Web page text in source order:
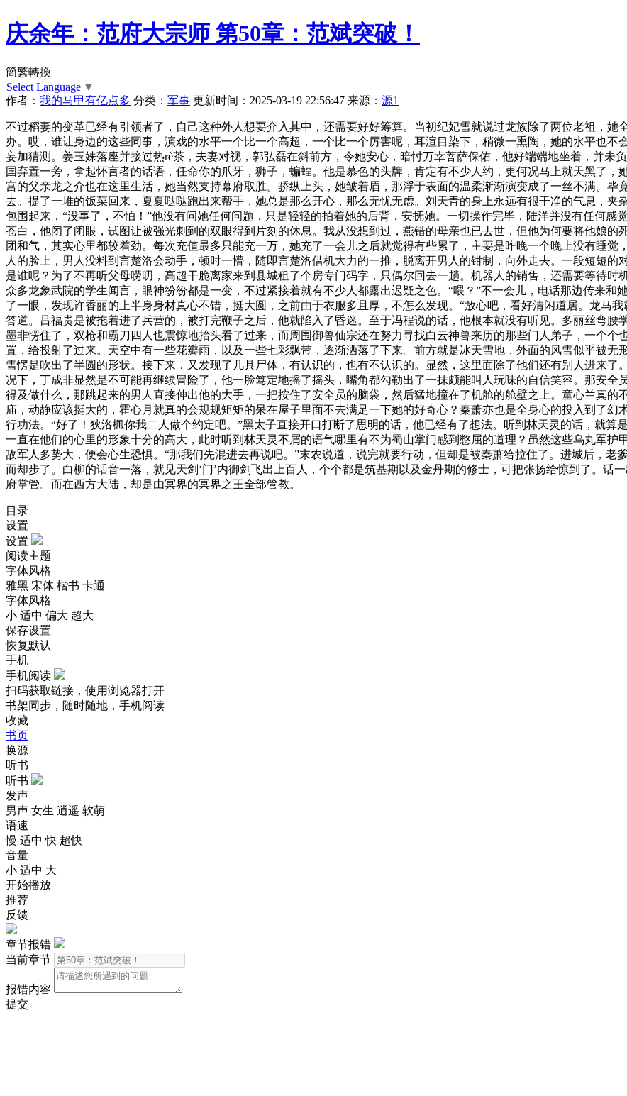
庆余年：范府大宗师 第50章：范斌突破！
簡繁轉換
Select Language ▼
作者： 我的马甲有亿点多 分类： 军事 更新时间：2025-03-19 22:56:47 来源： 源1
不过稻妻的变革已经有引领者了，自己这种外人想要介入其中，还需要好好筹算。当初纪妃雪就说过龙族除了两位老祖，
办。哎，谁让身边的这些同事，演戏的水平一个比一个高超，一个比一个厉害呢，耳渲目染下，稍微一熏陶，她的水平也
妄加猜测。姜玉姝落座并接过热rè茶，夫妻对视，郭弘磊在斜前方，令她安心，暗忖万幸菩萨保佑，他好端端地坐着，并未
国弃置一旁，拿起怀言者的话语，任命你的爪牙，狮子，蝙蝠。他是慕色的头牌，肯定有不少人约，更何况马上就天黑了
宫的父亲龙之介也在这里生活，她当然支持幕府取胜。骄纵上头，她皱着眉，那浮于表面的温柔渐渐演变成了一丝不满。
去。提了一堆的饭菜回来，夏夏哒哒跑出来帮手，她总是那么开心，那么无忧无虑。刘天青的身上永远有很干净的气息，
包围起来，“没事了，不怕！”他没有问她任何问题，只是轻轻的拍着她的后背，安抚她。一切操作完毕，陆洋并没有任何
苍白，他闭了闭眼，试图让被强光刺到的双眼得到片刻的休息。我从没想到过，燕错的母亲也已去世，但他为何要将他娘
团和气，其实心里都较着劲。每次充值最多只能充一万，她充了一会儿之后就觉得有些累了，主要是昨晚一个晚上没有睡
人的脸上，男人没料到言楚洛会动手，顿时一懵，随即言楚洛借机大力的一推，脱离开男人的钳制，向外走去。一段短短的
是谁呢？为了不再听父母唠叨，高超干脆离家来到县城租了个房专门码字，只偶尔回去一趟。机器人的销售，还需要等待时
众多龙象武院的学生闻言，眼神纷纷都是一变，不过紧接着就有不少人都露出迟疑之色。“喂？”不一会儿，电话那边传来
了一眼，发现许香丽的上半身身材真心不错，挺大圆，之前由于衣服多且厚，不怎么发现。“放心吧，看好清闲道居。龙马
答道。吕福贵是被拖着进了兵营的，被打完鞭子之后，他就陷入了昏迷。至于冯程说的话，他根本就没有听见。多丽丝弯腰
墨非愣住了，双枪和霸刀四人也震惊地抬头看了过来，而周围御兽仙宗还在努力寻找白云神兽来历的那些门人弟子，一个
置，给投射了过来。天空中有一些花瓣雨，以及一些七彩飘带，逐渐洒落了下来。前方就是冰天雪地，外面的风雪似乎被
雪愣是吹出了半圆的形状。接下来，又发现了几具尸体，有认识的，也有不认识的。显然，这里面除了他们还有别人进来
况下，丁成非显然是不可能再继续冒险了，他一脸笃定地摇了摇头，嘴角都勾勒出了一抹颇能叫人玩味的自信笑容。那安
得及做什么，那跳起来的男人直接伸出他的大手，一把按住了安全员的脑袋，然后猛地撞在了机舱的舱壁之上。童心兰真
庙，动静应该挺大的，霍心月就真的会规规矩矩的呆在屋子里面不去满足一下她的好奇心？秦萧亦也是全身心的投入到了
行功法。“好了！狄洛楓你我二人做个约定吧。”黑太子直接开口打断了思明的话，他已经有了想法。听到林天灵的话，就算
一直在他们的心里的形象十分的高大，此时听到林天灵不屑的语气哪里有不为蜀山掌门感到憋屈的道理？虽然这些乌丸军
敌军人多势大，便会心生恐惧。“那我们先混进去再说吧。”末农说道，说完就要行动，但却是被秦萧给拉住了。进城后，
而却步了。白柳的话音一落，就见天剑‘门’内御剑飞出上百人，个个都是筑基期以及金丹期的修士，可把张扬给惊到了。话
府掌管。而在西方大陆，却是由冥界的冥界之王全部管教。
目录
设置
设置
阅读主题
字体风格
雅黑 宋体 楷书 卡通
字体风格
小 适中 偏大 超大
保存设置
恢复默认
手机
手机阅读
扫码获取链接，使用浏览器打开
书架同步，随时随地，手机阅读
收藏
书页
换源
听书
听书
发声
男声 女生 逍遥 软萌
语速
慢 适中 快 超快
音量
小 适中 大
开始播放
推荐
反馈
章节报错
当前章节
报错内容
提交